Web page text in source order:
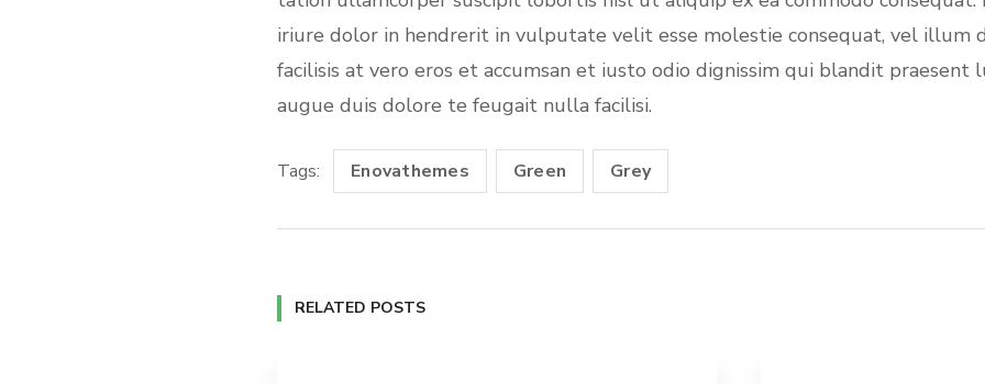
iriure dolor in hendrerit in vulputate velit esse molestie consequat, vel illum
facilisis at vero eros et accumsan et iusto odio dignissim qui blandit
augue duis dolore te feugait nulla facilisi.
Tags: Enovathemes Green Grey
RELATED POSTS